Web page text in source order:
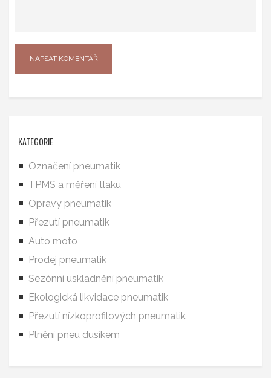
KATEGORIE
Označení pneumatik
TPMS a měření tlaku
Opravy pneumatik
Přezutí pneumatik
Auto moto
Prodej pneumatik
Sezónní uskladnění pneumatik
Ekologická likvidace pneumatik
Přezutí nízkoprofilových pneumatik
Plnění pneu dusíkem